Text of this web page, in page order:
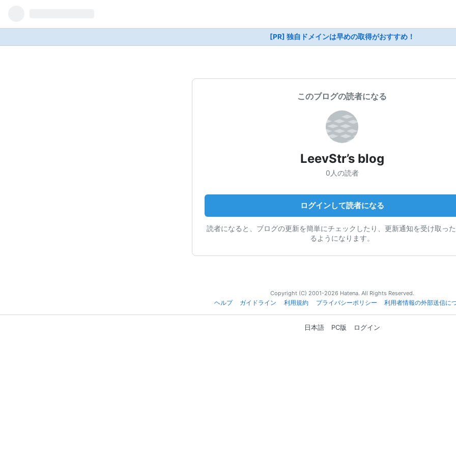
[PR] 独自ドメインは早めの取得がおすすめ！
このブログの読者になる
LeevStr’s blog
0人の読者
ログインして読者になる
読者になると、ブログの更新を簡単にチェックしたり、更新通知を受け取っ
るようになります。
Copyright (C) 2001-2026 Hatena. All Rights Reserved.
ヘルプ
ガイドライン 利用規約 プライバシーポリシー 利用者情報の外部送信に
日本語 PC版 ログイン